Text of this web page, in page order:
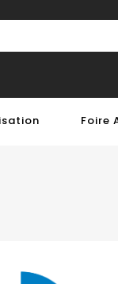
Foire